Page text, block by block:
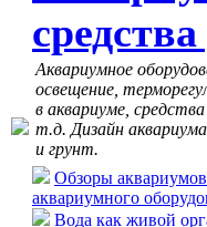
Аквариумное
освещение,
в аквариуме,
т.д. Дизайн
и грунт.
Обзоры
аквариумного
Вода как живой